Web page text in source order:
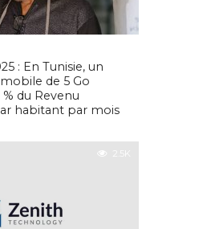
: En Tunisie, un
de 5 Go
du Revenu
habitant par mois
2.5K